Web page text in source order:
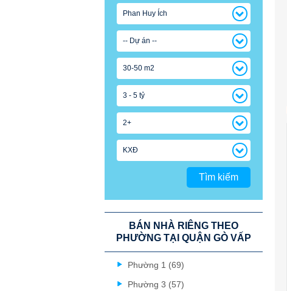
Phan Huy Ích
-- Dự án --
30-50 m2
3 - 5 tỷ
2+
KXĐ
Tìm kiếm
BÁN NHÀ RIÊNG THEO
PHƯỜNG TẠI QUẬN GÒ VẤP
Phường 1 (69)
Phường 3 (57)